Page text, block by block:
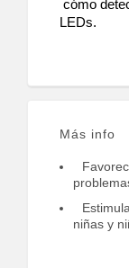
cómo
LEDs.
Más info
niñas y